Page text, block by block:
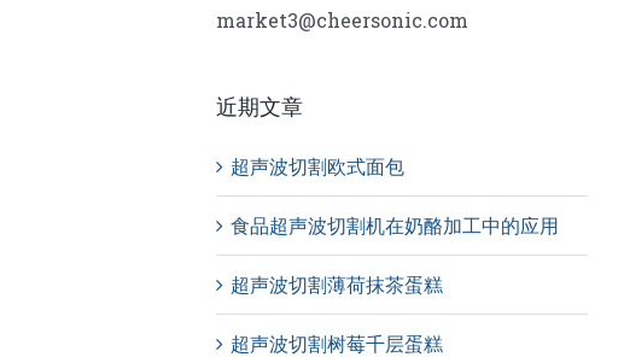
market3@cheersonic.com
近期文章
超声波切割欧式面包
食品超声波切割机在奶酪加工中的应用
超声波切割薄荷抹茶蛋糕
超声波切割树莓千层蛋糕